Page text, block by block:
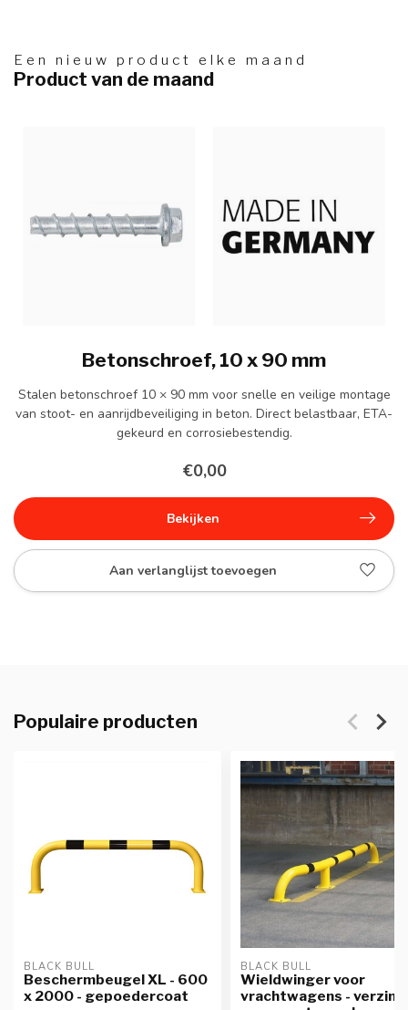
Een nieuw product elke maand
Product van de maand
Betonschroef, 10 x 90 mm
Stalen betonschroef 10 × 90 mm voor snelle en veilige montage
van stoot- en aanrijdbeveiliging in beton. Direct belastbaar, ETA-
gekeurd en corrosiebestendig.
€0,00
Bekijken
Aan verlanglijst toevoegen
Populaire producten
BLACK BULL
Beschermbeugel XL - 600
x 2000 - gepoedercoat
BLACK BULL
Wieldwinger voor
vrachtwagens -